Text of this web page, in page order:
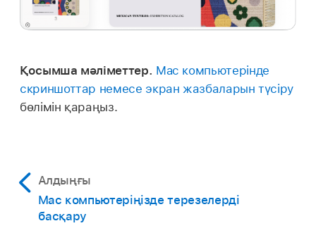
Қосымша мәліметтер. Mac компьютерінде
скриншоттар немесе экран жазбаларын түсіру
бөлімін қараңыз.
Алдыңғы
Mac компьютеріңізде терезелерді
басқару